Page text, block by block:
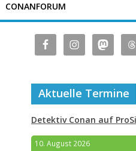
CONANFORUM
Aktuelle Termine
Detektiv Conan auf
10. August 2026